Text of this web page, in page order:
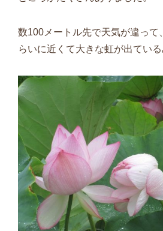
数100メートル先で天気が違って
らいに近くて大きな虹が出てい